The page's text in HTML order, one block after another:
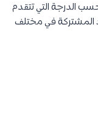
الدرجة التي تتقدم
المشتركة في مختلف